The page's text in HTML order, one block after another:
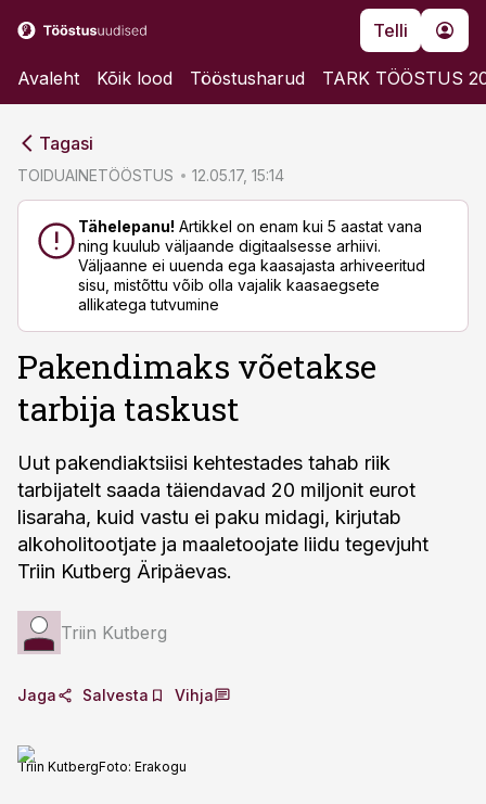
Telli
Avaleht Kõik lood Tööstusharud TARK TÖÖSTUS
Tagasi
TOIDUAINETÖÖSTUS 12.05.17, 15:14
Tähelepanu! Artikkel on enam kui 5 aastat vana
ning kuulub väljaande digitaalsesse arhiivi.
Väljaanne ei uuenda ega kaasajasta arhiveeritud
sisu, mistõttu võib olla vajalik kaasaegsete
allikatega tutvumine
Pakendimaks võetakse
tarbija taskust
Uut pakendiaktsiisi kehtestades tahab riik
tarbijatelt saada täiendavad 20 miljonit eurot
lisaraha, kuid vastu ei paku midagi, kirjutab
alkoholitootjate ja maaletoojate liidu tegevjuht
Triin Kutberg Äripäevas.
Triin Kutberg
Jaga Salvesta Vihja
Triin KutbergFoto: Erakogu